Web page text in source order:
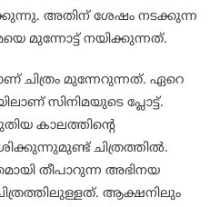
അതിന് ശേഷം നടക്കുന്ന
മുന്നോട്ട് നയിക്കുന്നത്.
ചിത്രം മുന്നേറുന്നത്. ഏറെ
സിനിമയുടെ പ്ലോട്ട്.
കാലത്തിന്‍റെ
ചിത്രത്തിൽ.
തീപാറുന്ന അഭിനയ
ആക്ഷനിലും